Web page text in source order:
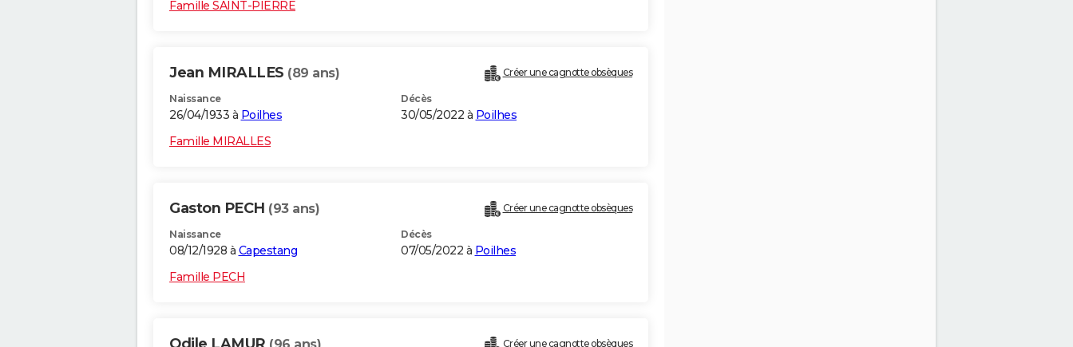
Famille SAINT-PIERRE
Jean MIRALLES (89 ans) Créer une cagnotte obsèques
Naissance
26/04/1933 à Poilhes
Décès
30/05/2022 à Poilhes
Famille MIRALLES
Gaston PECH (93 ans) Créer une cagnotte obsèques
Naissance
08/12/1928 à Capestang
Décès
07/05/2022 à Poilhes
Famille PECH
Créer une cagnotte obsèques